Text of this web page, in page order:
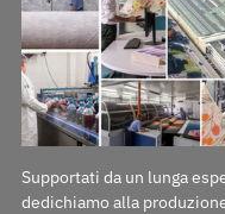
Supportati da un lunga
dedichiamo alla